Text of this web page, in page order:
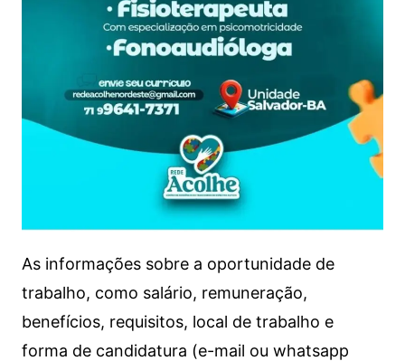
As informações sobre a oportunidade de
trabalho, como salário, remuneração,
benefícios, requisitos, local de trabalho e
forma de candidatura (e-mail ou whatsapp